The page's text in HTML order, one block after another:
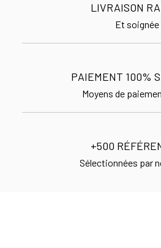
LIVRAISON
Et soignée
PAIEMENT 100%
Moyens de
+500
Sélectionnées par